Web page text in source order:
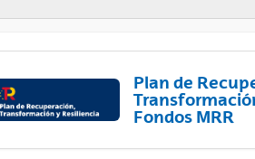
Plan de
Fondos MRR